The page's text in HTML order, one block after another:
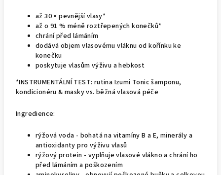
až 30 × pevnější vlasy*
až o 91 % méně roztřepených konečků*
chrání před lámáním
dodává objem vlasovému vláknu od kořínku ke
konečku
poskytuje vlasům výživu a hebkost
*INSTRUMENTÁLNÍ TEST: rutina Izumi Tonic šamponu,
kondicionéru & masky vs. běžná vlasová péče
Ingredience:
rýžová voda - bohatá na vitamíny B a E, minerály a
antioxidanty pro výživu vlasů
rýžový protein - vyplňuje vlasové vlákno a chrání ho
před lámáním a poškozením